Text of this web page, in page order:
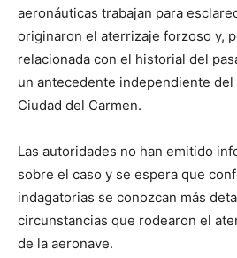
aeronáuticas trabajan para
originaron el aterrizaje forzoso y,
relacionada con el historial del
un antecedente independiente
Ciudad del Carmen.
Las autoridades no han emitido
sobre el caso y se espera que
indagatorias se conozcan más
circunstancias que rodearon el
de la aeronave.